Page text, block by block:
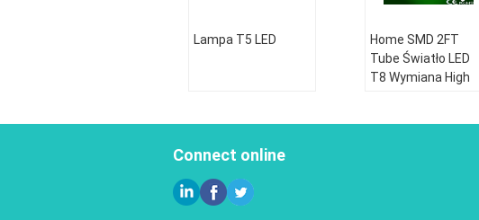
Lampa T5 LED
Home SMD 2FT
Tube Światło LED
T8 Wymiana High
Connect online